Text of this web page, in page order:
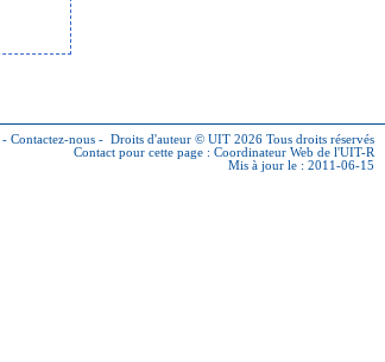
- Contactez-nous - Droits d'auteur © UIT 2026 Tous droits réservés
Contact pour cette page : Coordinateur Web de l'UIT-R
Mis à jour le : 2011-06-15